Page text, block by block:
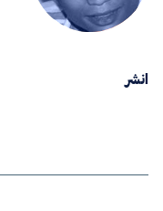
انشر